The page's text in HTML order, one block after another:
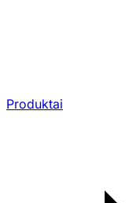
Produktai